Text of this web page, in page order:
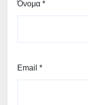
Όνομα *
Email *